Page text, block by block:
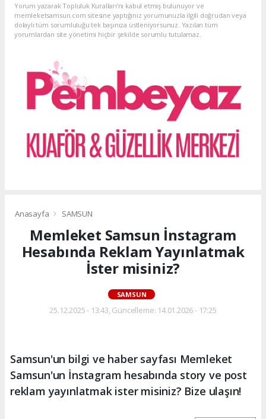
Yorum yazarak Topluluk Kuralları’nı kabul etmiş bulunuyor ve
memleketsamsun.com sitesine yaptığınız yorumunuzla ilgili doğrudan veya
dolaylı tüm sorumluluğu tek başınıza üstleniyorsunuz. Yazılan tüm
yorumlardan site yönetimi hiçbir şekilde sorumlu tutulamaz.
Anasayfa SAMSUN
Memleket Samsun İnstagram
Hesabında Reklam Yayınlatmak
İster misiniz?
SAMSUN
25.12.2025 - 13:43, Güncelleme: 14.01.2026 - 17:25
Samsun'un bilgi ve haber sayfası Memleket
Samsun'un İnstagram hesabında story ve post
reklam yayınlatmak ister misiniz? Bize ulaşın!